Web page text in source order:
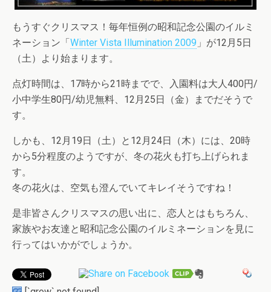
もうすぐクリスマス！毎年恒例の昭和記念公園のイルミ
ネーション「Winter Vista Illumination 2009 」が12月5日
（土）より始まります。
点灯時間は、17時から21時までで、入園料は大人400円/
小中学生80円/幼児無料、12月25日（金）までだそうで
す。
しかも、12月19日（土）と12月24日（木）には、20時
から5分程度のようですが、冬の花火も打ち上げられま
す。
冬の花火は、空気も澄んでいてキレイそうですね！
是非皆さんクリスマスの思い出に、恋人とはもちろん、
家族やお友達と昭和記念公園のイルミネーションを見に
行ってはいかがでしょうか。